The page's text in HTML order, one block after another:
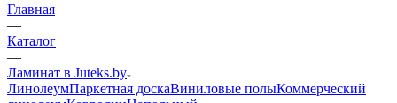
Главная
—
Каталог
—
Ламинат в Juteks.by
ЛинолеумПаркетная доскаВиниловые полыКоммерческий